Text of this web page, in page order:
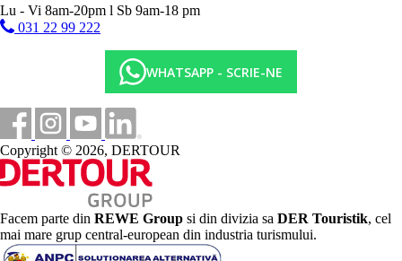
Activitati sportive contra cost
masaje
sporturi acvatice pe plaja
Mese
All Inclusive
Restaurant principal: 07.00-10.00 mic dejun tip bufet,
10.00-11.00 mic dejun tip bufet tarziu
12.30–14.30 pranz tip bufet, 19.00–21.00 cina tip bufet,
cafea, ceai si bauturi nealcoolice la micul dejun, bauturi
nealcoolice, bere, vin si bauturi alcoolice selectate pentru
pranz si cina (toate produse local)
Bar la piscina: 10.00-24.00, 11.00-11.30 si 15.00-15.30
Lu - Vi 8am-20pm l Sb 9am-18 pm
031 22 99 222
WHATSAPP - SCRIE-NE
Copyright © 2026, DERTOUR
Facem parte din REWE Group si din divizia sa DER Touristik, cel
mai mare grup central-european din industria turismului.